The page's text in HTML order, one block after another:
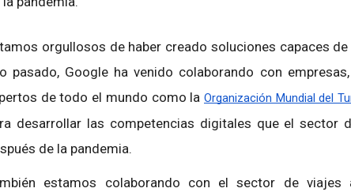
orgullosos de haber creado soluciones capaces
pasado, Google ha venido colaborando con
de todo el mundo como la Organización Mundial del
desarrollar las competencias digitales que el sector
de la pandemia.
estamos colaborando con el sector de viajes